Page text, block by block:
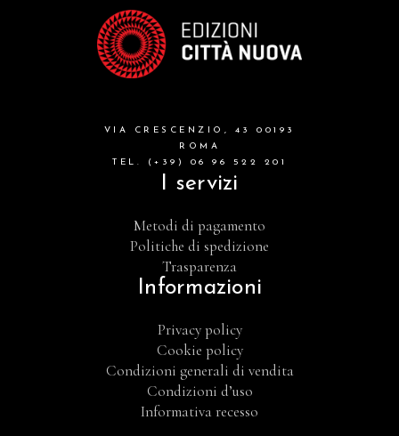
VIA CRESCENZIO, 43 00193
ROMA
TEL. (+39) 06 96 522 201
I servizi
Metodi di pagamento
Politiche di spedizione
Trasparenza
Informazioni
Privacy policy
Cookie policy
Condizioni generali di vendita
Condizioni d’uso
Informativa recesso